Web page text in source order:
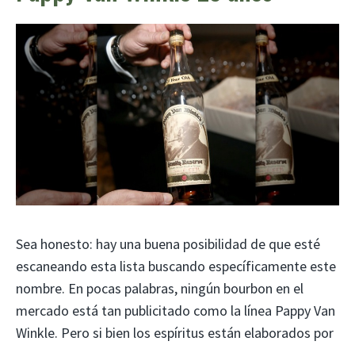
Sea honesto: hay una buena posibilidad de que esté
escaneando esta lista buscando específicamente este
nombre. En pocas palabras, ningún bourbon en el
mercado está tan publicitado como la línea Pappy Van
Winkle. Pero si bien los espíritus están elaborados por